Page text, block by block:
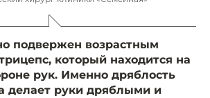
подвержен возрастным
который находится на
рук. Именно дряблость
делает руки дряблыми и